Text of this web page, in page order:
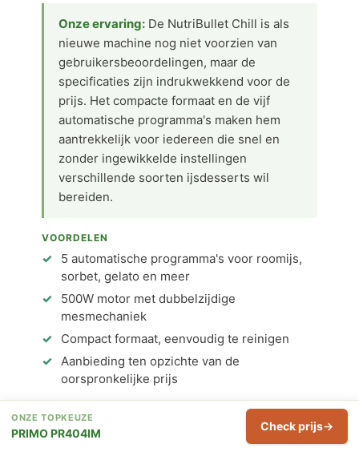
Onze ervaring: De NutriBullet Chill is als
nieuwe machine nog niet voorzien van
gebruikersbeoordelingen, maar de
specificaties zijn indrukwekkend voor de
prijs. Het compacte formaat en de vijf
automatische programma's maken hem
aantrekkelijk voor iedereen die snel en
zonder ingewikkelde instellingen
verschillende soorten ijsdesserts wil
bereiden.
VOORDELEN
5 automatische programma's voor roomijs,
sorbet, gelato en meer
500W motor met dubbelzijdige
mesmechaniek
Compact formaat, eenvoudig te reinigen
Aanbieding ten opzichte van de
oorspronkelijke prijs
NADELEN
Nog geen gebruikersbeoordelingen
ONZE TOPKEUZE
PRIMO PR404IM Check prijs